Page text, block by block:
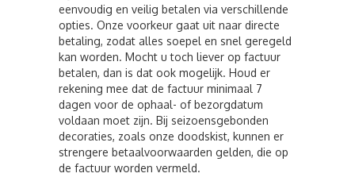
eenvoudig en veilig betalen via verschillende
opties. Onze voorkeur gaat uit naar directe
betaling, zodat alles soepel en snel geregeld
kan worden. Mocht u toch liever op factuur
betalen, dan is dat ook mogelijk. Houd er
rekening mee dat de factuur minimaal 7
dagen voor de ophaal- of bezorgdatum
voldaan moet zijn. Bij seizoensgebonden
decoraties, zoals onze doodskist, kunnen er
strengere betaalvoorwaarden gelden, die op
de factuur worden vermeld.